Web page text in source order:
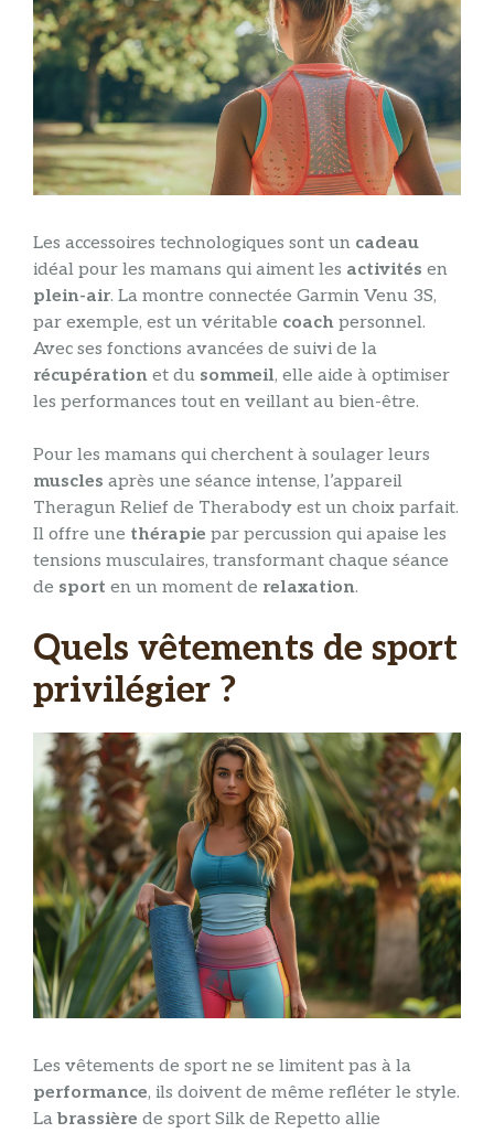
Les accessoires technologiques sont un cadeau
idéal pour les mamans qui aiment les activités en
plein-air. La montre connectée Garmin Venu 3S,
par exemple, est un véritable coach personnel.
Avec ses fonctions avancées de suivi de la
récupération et du sommeil, elle aide à optimiser
les performances tout en veillant au bien-être.
Pour les mamans qui cherchent à soulager leurs
muscles après une séance intense, l’appareil
Theragun Relief de Therabody est un choix parfait.
Il offre une thérapie par percussion qui apaise les
tensions musculaires, transformant chaque séance
de sport en un moment de relaxation.
Quels vêtements de sport
privilégier ?
Les vêtements de sport ne se limitent pas à la
performance, ils doivent de même refléter le style.
Labrassière de sport Silk de Repetto allie